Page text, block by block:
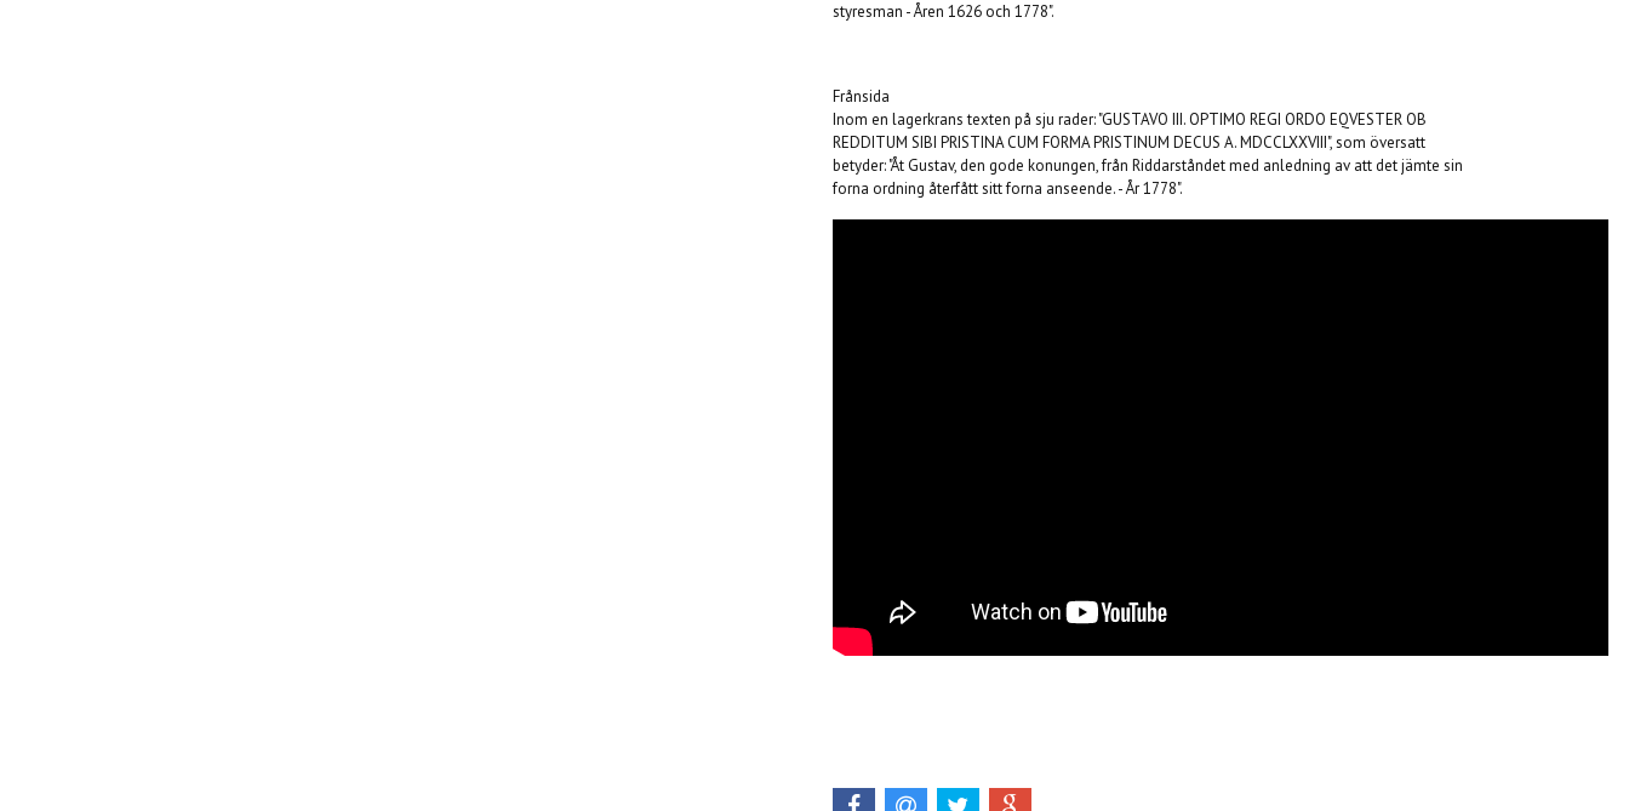
styresman - Åren 1626 och 1778".
Frånsida
Inom en lagerkrans texten på sju rader: "GUSTAVO III. OPTIMO REGI ORDO EQVESTER OB
REDDITUM SIBI PRISTINA CUM FORMA PRISTINUM DECUS A. MDCCLXXVIII", som översatt
betyder: "Åt Gustav, den gode konungen, från Riddarståndet med anledning av att det jämte sin
forna ordning återfått sitt forna anseende. - År 1778".